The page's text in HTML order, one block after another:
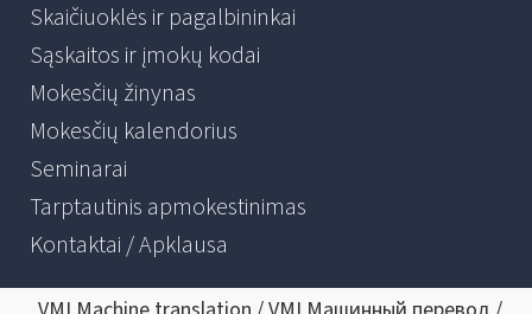
Skaičiuoklės ir pagalbininkai
Sąskaitos ir įmokų kodai
Mokesčių žinynas
Mokesčių kalendorius
Seminarai
Tarptautinis apmokestinimas
Kontaktai / Apklausa